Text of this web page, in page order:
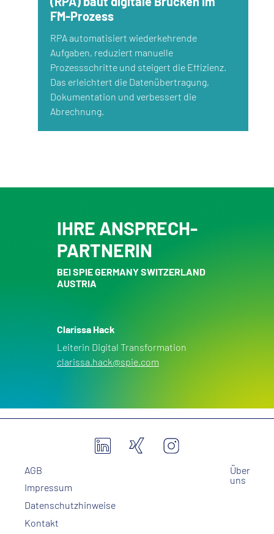
FM-Prozess
RPA automatisiert wiederkehrende
Aufgaben, reduziert manuelle
Prozessschritte und steigert die Effizienz.
Das erleichtert die Datenübertragung,
Dokumentation und verbessert die
Abrechnung.
IHRE ANSPRECH­
PARTNERIN
BEI SPIE GERMANY SWITZERLAND
AUSTRIA
Clarissa Hack
Leiterin Digital Transformation
clarissa.hack@spie.com
AGB
Impressum
Datenschutzhinweise
Kontakt
Über
uns